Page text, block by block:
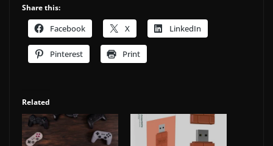
Share this:
Facebook X LinkedIn
Pinterest Print
Related